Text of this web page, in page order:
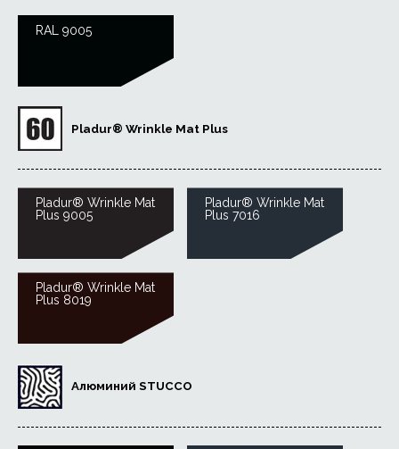
RAL 9005
Pladur® Wrinkle Mat Plus
Pladur® Wrinkle Mat
Plus 9005
Pladur® Wrinkle Mat
Plus 7016
Pladur® Wrinkle Mat
Plus 8019
Алюминий STUCCO